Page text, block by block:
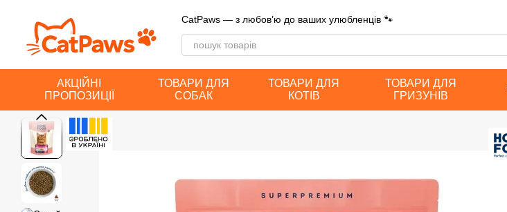
CatPaws — з любов’ю до ваших улюбленців 🐾
АКЦІЙНІ
ПРОПОЗИЦІЇ
ТОВАРИ ДЛЯ
СОБАК
ТОВАРИ ДЛЯ
КОТІВ
ТОВАРИ ДЛЯ
ГРИЗУНІВ